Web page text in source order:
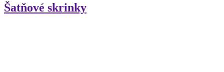
Šatňové skrinky